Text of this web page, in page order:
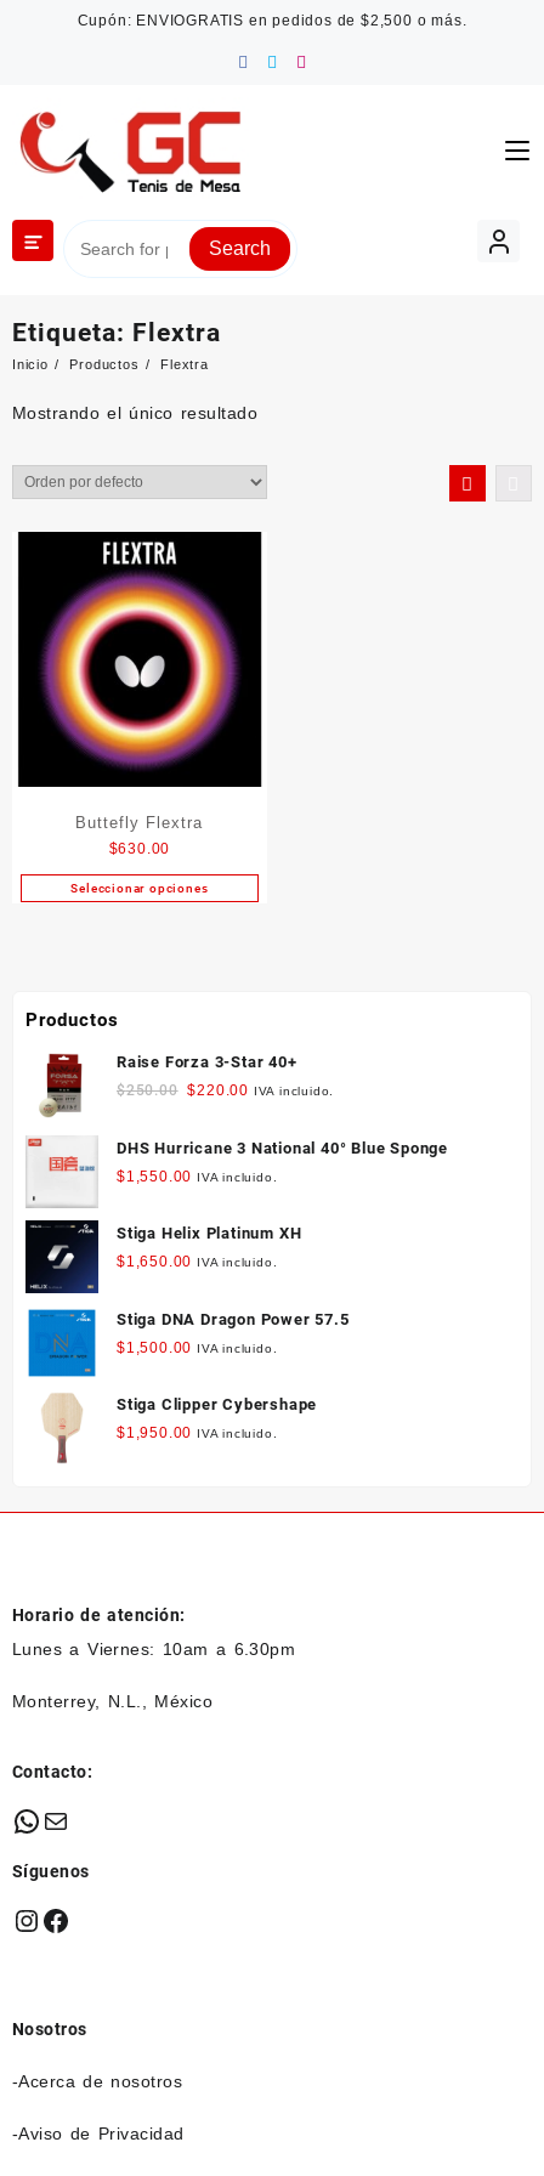
Cupón: ENVIOGRATIS en pedidos de $2,500 o más.
Search
Etiqueta: Flextra
Inicio Productos Flextra
Mostrando el único resultado
Buttefly Flextra
$630.00
Seleccionar opciones
Este
pueden
en
la
de
producto
Productos
Raise Forza 3-Star 40+
$250.00 Original
was:
$220.00 Current
is:
IVA incluido.
DHS Hurricane 3 National 40° Blue Sponge
$1,550.00 IVA incluido.
Stiga Helix Platinum XH
$1,650.00 IVA incluido.
Stiga DNA Dragon Power 57.5
$1,500.00 IVA incluido.
Stiga Clipper Cybershape
$1,950.00 IVA incluido.
Horario de atención:
Lunes a Viernes: 10am a 6.30pm
Monterrey, N.L., México
Contacto:
WhatsApp
Mail
Síguenos
Instagram
Facebook
Nosotros
-Acerca de nosotros
-Aviso de Privacidad